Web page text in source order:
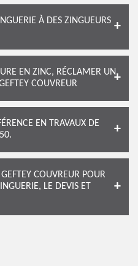
À DES ZINGUEURS
EN ZINC, RÉCLAMER UN
COUVREUR
EN TRAVAUX DE
COUVREUR POUR
LE DEVIS ET